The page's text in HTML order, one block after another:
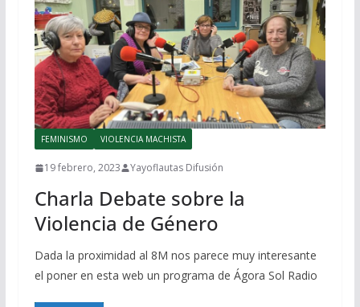
FEMINISMO VIOLENCIA MACHISTA
19 febrero, 2023 Yayoflautas Difusión
Charla Debate sobre la
Violencia de Género
Dada la proximidad al 8M nos parece muy interesante
el poner en esta web un programa de Ágora Sol Radio